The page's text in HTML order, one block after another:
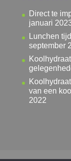
Direct te
januari
Lunchen
september
van een
2022